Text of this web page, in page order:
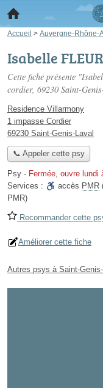
Accueil > Auvergne-Rhône-
Isabelle
Cette fiche présente
cordier, 69230 Saint-
Residence Villarmony
1 impasse Cordier
69230 Saint-Genis-Laval
📞 Appeler cette psy
Psy - Fermée, ouvre lundi
Services :
accès PMR
PMR)
Recommander cette
Améliorer cette fiche
Autres psys à Saint-